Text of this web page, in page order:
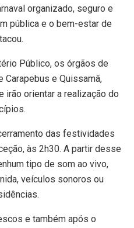
organizado, seguro e
pública e o bem-estar de
Público, os órgãos de
Carapebus e Quissamã,
irão orientar a realização do
das festividades
às 2h30. A partir desse
tipo de som ao vivo,
veículos sonoros ou
e também após o